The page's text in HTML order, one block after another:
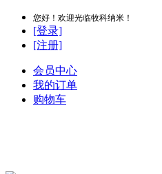
您好！欢迎光临牧科纳米！
[登录]
[注册]
会员中心
我的订单
购物车